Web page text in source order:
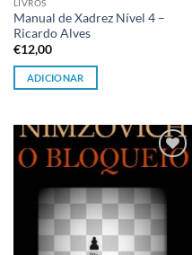
LIVROS
Manual de Xadrez Nível 4 –
Ricardo Alves
€12,00
ADICIONAR
Adicionar